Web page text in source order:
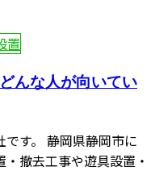
置
んな人が向いてい
す。 静岡県静岡市に
撤去工事や遊具設置・